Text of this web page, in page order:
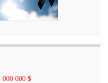
000 000 $